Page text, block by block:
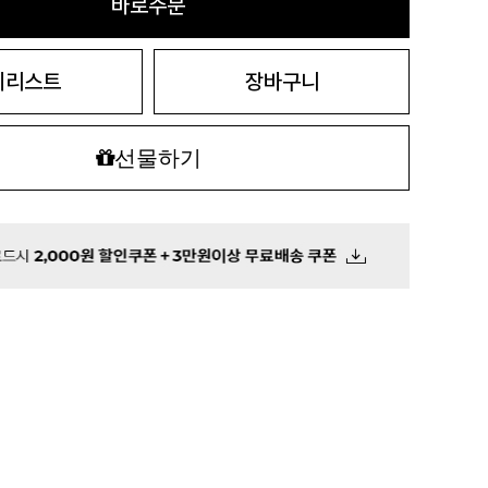
바로주문
리스트 장바구니
선물하기